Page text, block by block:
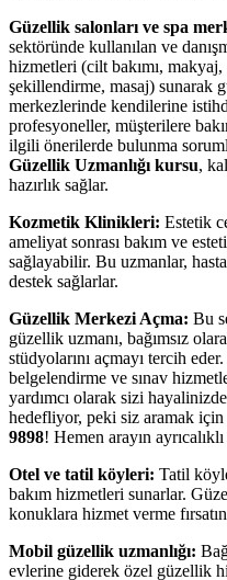
Güzellik salonları ve spa
sektöründe kullanılan ve
hizmetleri (cilt bakımı,
şekillendirme, masaj) sunarak
merkezlerinde kendilerine
profesyoneller, müşterilere
ilgili önerilerde bulunma
Güzellik Uzmanlığı kursu,
hazırlık sağlar.
Kozmetik Klinikleri: Estetik
ameliyat sonrası bakım ve
sağlayabilir. Bu uzmanlar,
destek sağlarlar.
Güzellik Merkezi Açma: Bu
güzellik uzmanı, bağımsız
stüdyolarını açmayı tercih
belgelendirme ve sınav
yardımcı olarak sizi
hedefliyor, peki siz aramak
9898! Hemen arayın
Otel ve tatil köyleri: Tatil
bakım hizmetleri sunarlar.
konuklara hizmet verme
Mobil güzellik uzmanlığı:
evlerine giderek özel güzellik